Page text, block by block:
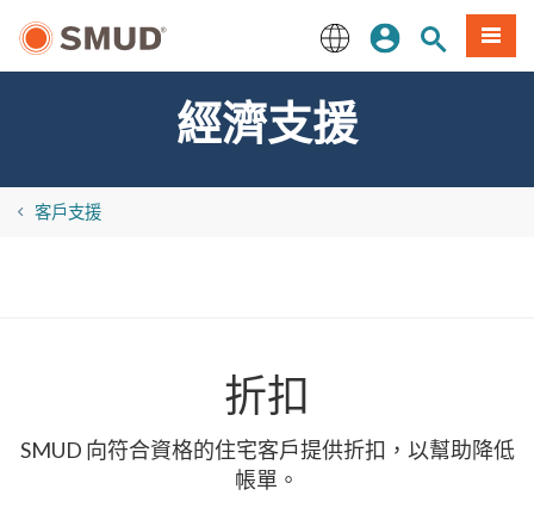
English
登入站內搜尋
選單
經濟支援
客戶支援
折扣
SMUD 向符合資格的住宅客戶提供折扣，以幫助降低
帳單。